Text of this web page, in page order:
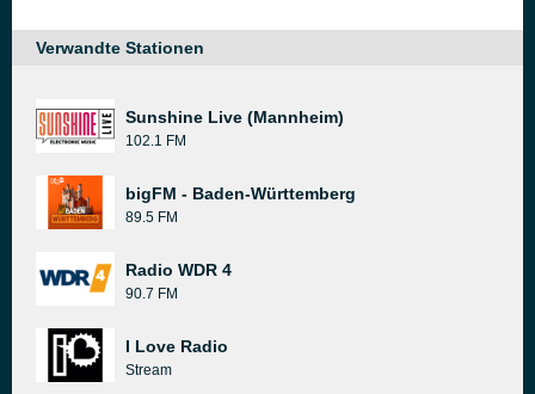
Verwandte Stationen
Sunshine Live (Mannheim)
102.1 FM
bigFM - Baden-Württemberg
89.5 FM
Radio WDR 4
90.7 FM
I Love Radio
Stream